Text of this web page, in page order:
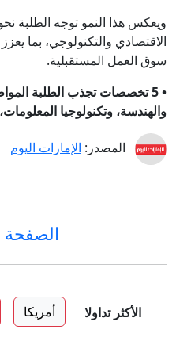
ويعكس هذا النمو توجه الطلبة
الاقتصادي والتكنولوجي، بما
سوق العمل المستقبلية.
• 5 تخصصات تجذب الطلبة
والهندسة، وتكنولوجيا
المصدر: الإمارات اليوم
الصفحة
الأكثر تداولا أمريكا